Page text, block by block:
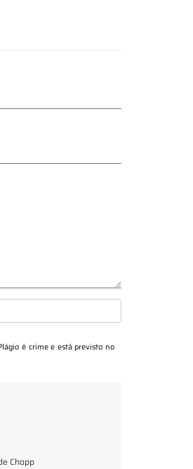
é crime e está previsto no
Chopp